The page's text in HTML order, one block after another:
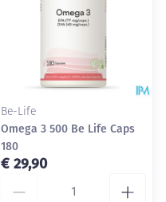
Be-Life
Omega 3 500 Be Life Caps
180
€ 29,90